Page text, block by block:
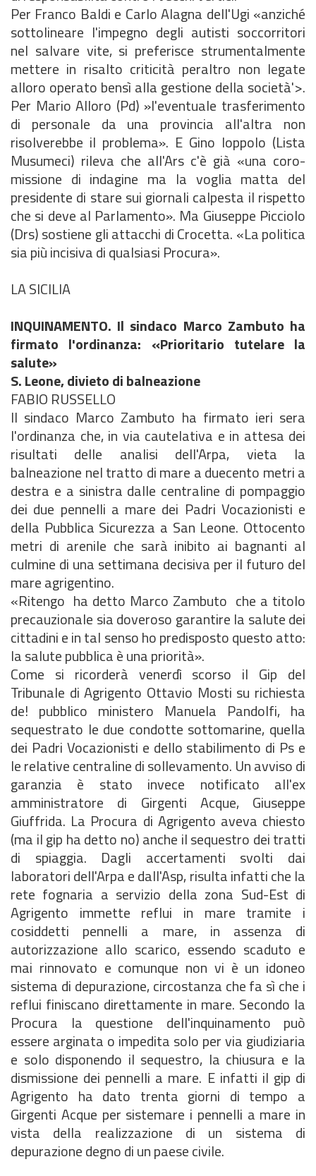
Per Franco Baldi e Carlo Alagna dell'Ugi «anziché
sottolineare l'impegno degli autisti soccorritori
nel salvare vite, si preferisce strumentalmente
mettere in risalto criticità peraltro non legate
alloro operato bensì alla gestione della società'>.
Per Mario Alloro (Pd) »l'eventuale trasferimento
di personale da una provincia all'altra non
risolverebbe il problema». E Gino Ioppolo (Lista
Musumeci) rileva che all'Ars c'è già «una coro-
missione di indagine ma la voglia matta del
presidente di stare sui giornali calpesta il rispetto
che si deve al Parlamento». Ma Giuseppe Picciolo
(Drs) sostiene gli attacchi di Crocetta. «La politica
sia più incisiva di qualsiasi Procura».
LA SICILIA
INQUINAMENTO. Il sindaco Marco Zambuto ha
firmato l'ordinanza: «Prioritario tutelare la
salute»
S. Leone, divieto di balneazione
FABIO RUSSELLO
Il sindaco Marco Zambuto ha firmato ieri sera
l'ordinanza che, in via cautelativa e in attesa dei
risultati delle analisi dell'Arpa, vieta la
balneazione nel tratto di mare a duecento metri a
destra e a sinistra dalle centraline di pompaggio
dei due pennelli a mare dei Padri Vocazionisti e
della Pubblica Sicurezza a San Leone. Ottocento
metri di arenile che sarà inibito ai bagnanti al
culmine di una settimana decisiva per il futuro del
mare agrigentino.
«Ritengo  ha detto Marco Zambuto  che a titolo
precauzionale sia doveroso garantire la salute dei
cittadini e in tal senso ho predisposto questo atto:
la salute pubblica è una priorità».
Come si ricorderà venerdì scorso il Gip del
Tribunale di Agrigento Ottavio Mosti su richiesta
de! pubblico ministero Manuela Pandolfi, ha
sequestrato le due condotte sottomarine, quella
dei Padri Vocazionisti e dello stabilimento di Ps e
le relative centraline di sollevamento. Un avviso di
garanzia è stato invece notificato all'ex
amministratore di Girgenti Acque, Giuseppe
Giuffrida. La Procura di Agrigento aveva chiesto
(ma il gip ha detto no) anche il sequestro dei tratti
di spiaggia. Dagli accertamenti svolti dai
laboratori dell'Arpa e dall'Asp, risulta infatti che la
rete fognaria a servizio della zona Sud-Est di
Agrigento immette reflui in mare tramite i
cosiddetti pennelli a mare, in assenza di
autorizzazione allo scarico, essendo scaduto e
mai rinnovato e comunque non vi è un idoneo
sistema di depurazione, circostanza che fa sì che i
reflui finiscano direttamente in mare. Secondo la
Procura la questione dell'inquinamento può
essere arginata o impedita solo per via giudiziaria
e solo disponendo il sequestro, la chiusura e la
dismissione dei pennelli a mare. E infatti il gip di
Agrigento ha dato trenta giorni di tempo a
Girgenti Acque per sistemare i pennelli a mare in
vista della realizzazione di un sistema di
depurazione degno di un paese civile.